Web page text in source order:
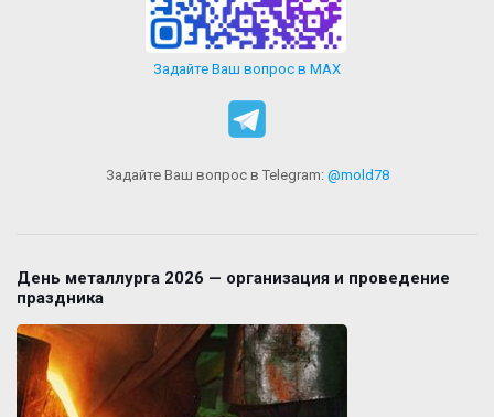
Задайте Ваш вопрос в MAX
Задайте Ваш вопрос в Telegram: @mold78
День металлурга 2026 — организация и проведение
праздника